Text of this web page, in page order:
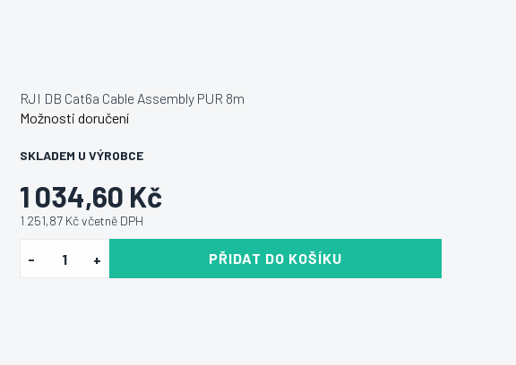
1 034,60 Kč
1 251,87 Kč včetně DPH
SKLADEM U VÝROBCE
Možnosti doručení
PŘIDAT DO KOŠÍKU
RJI DB Cat6a Cable Assembly PUR 8m